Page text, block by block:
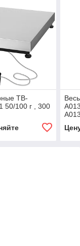
TB-
50/100 г , 300